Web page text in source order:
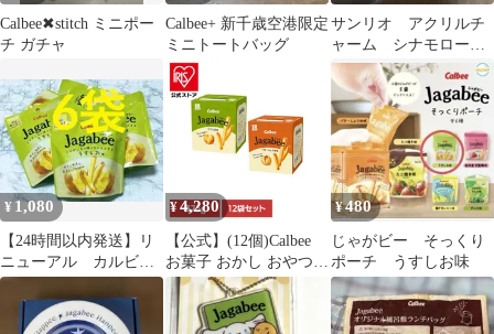
Calbee✖︎stitch ミニポー
チ ガチャ
Calbee+ 新千歳空港限定
ミニトートバッグ
サンリオ アクリルチ
ャーム シナモロール
ジャガビー 2点 キー
ホルダー
¥1,080
【24時間以内発送】リ
ニューアル カルビ
ー じゃがビー うす
しお味6袋 おやつA
¥4,280
【公式】(12個)Calbee
お菓子 おかし おやつ
Jagabee じゃがびー カ
ルビー
¥480
じゃがビー そっくり
ポーチ うすしお味